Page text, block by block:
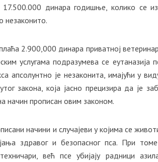
17.500.000 динара годишње, колико се
незаконито.
2.900,000 динара приватној
услугама подразумева се еутаназија
апсолунтно је незаконита, имајући у
закона, која јасно прецизира да је
начин прописан овим законом.
начини и случајеви у којима се
здравог и безопасног пса. При
већ псе убијају радници